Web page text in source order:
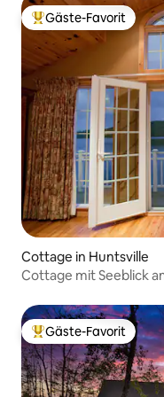
Beliebter Gäste-
Gäste-Favorit
Cottage in Huntsville
Cottage mit Seeblick
Beliebter Gäste-
Gäste-Favorit